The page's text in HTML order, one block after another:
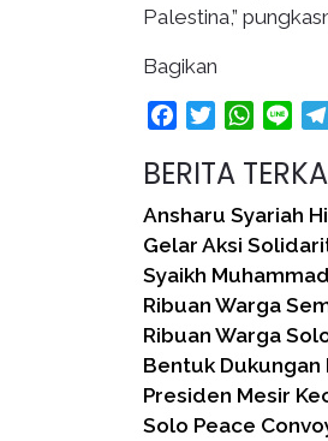
Palestina,”
Bagikan
FacebookTwitter Line
BERITA
Ansharu Syariah
Gelar Aksi
Syaikh
Ribuan Warga
Ribuan Warga
Bentuk Dukungan
Presiden Mesir
Solo Peace